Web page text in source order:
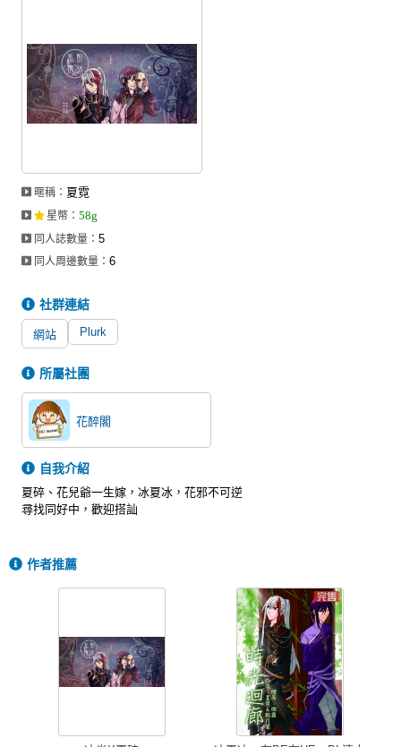
暱稱： 夏霓
星幣 ：58g
同人誌數量：5
同人周邊數量：6
社群連結
網站 Plurk
所屬社團
花醉閣
自我介紹
夏碎、花兒爺一生嫁，冰夏冰，花邪不可逆
尋找同好中，歡迎搭訕
作者推薦